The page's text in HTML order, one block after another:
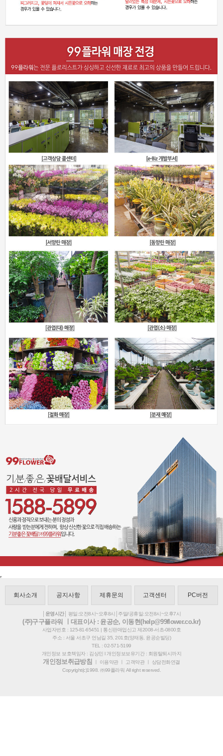
회사소개 공지사항 제휴문의 고객센터 PC버전
│운영시간│ 평일:오전8시~오후8시│주말/공휴일:오전8시~오후7시
(주)구구플라워 ㅣ대표이사 : 윤공순, 이동현(help@99flower.co.kr)
사업자번호 : 125-81-65451 | 통신판매업신고 제2008-서초-0800호
주소 : 서울 서초구 언남길 35, 201호(양재동, 윤공순빌딩)
TEL : 02-571-5199
개인정보 보호책임자 : 김상민 l 개인정보보유기간 : 회원탈퇴시까지
개인정보취급방침 이용약관ㅣ 고객약관ㅣ
상담전화연결
Copyright(c)1998. ㈜99플라워 All right reserved.